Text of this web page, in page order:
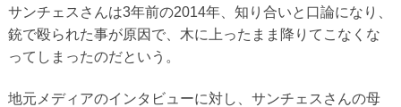
サンチェスさんは3年前の2014年、知り合いと口論になり、
銃で殴られた事が原因で、木に上ったまま降りてこなくな
ってしまったのだという。
地元メディアのインタビューに対し、サンチェスさんの母